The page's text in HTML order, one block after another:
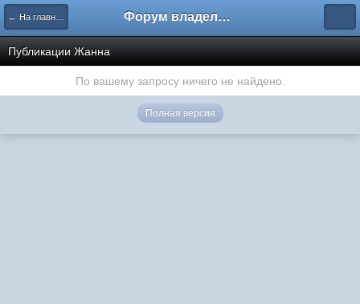
← На главную Форум владельцев интернет-магазинов
Публикации Жанна
По вашему запросу ничего не найдено.
Полная версия